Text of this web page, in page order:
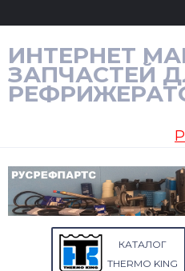
ИНТЕРНЕТ
ЗАПЧАСТЕЙ
КАТАЛОГ
THERMO KING